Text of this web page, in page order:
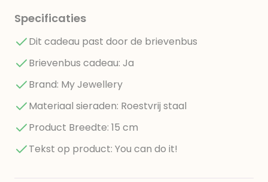
Specificaties
Dit cadeau past door de brievenbus
Brievenbus cadeau: Ja
Brand: My Jewellery
Materiaal sieraden: Roestvrij staal
Product Breedte: 15 cm
Tekst op product: You can do it!